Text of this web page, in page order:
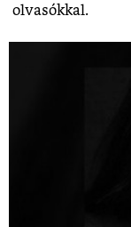
olvasókkal.